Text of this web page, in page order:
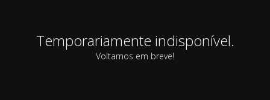
Temporariamente indisponível.
Voltamos em breve!